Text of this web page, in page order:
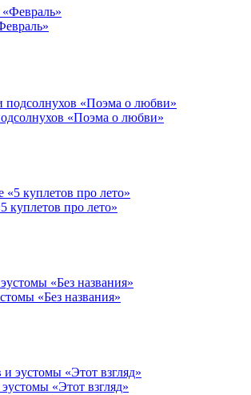
«Поэма о любви»
куплетов про лето»
«Без названия»
«Этот взгляд»